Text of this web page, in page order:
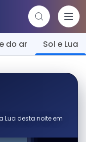
do ar Sol e Lua
Lua desta noite em